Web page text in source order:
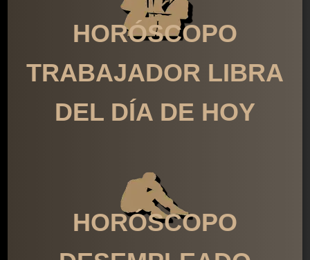
HORÓSCOPO
TRABAJADOR LIBRA
DEL DÍA DE HOY
HORÓSCOPO